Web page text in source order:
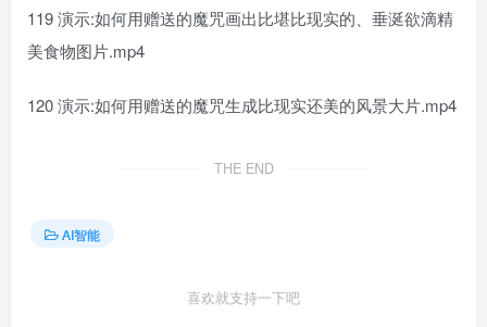
119 演示:如何用赠送的魔咒画出比堪比现实的、垂涎欲滴精
美食物图片.mp4
120 演示:如何用赠送的魔咒生成比现实还美的风景大片.mp4
THE END
AI智能
喜欢就支持一下吧